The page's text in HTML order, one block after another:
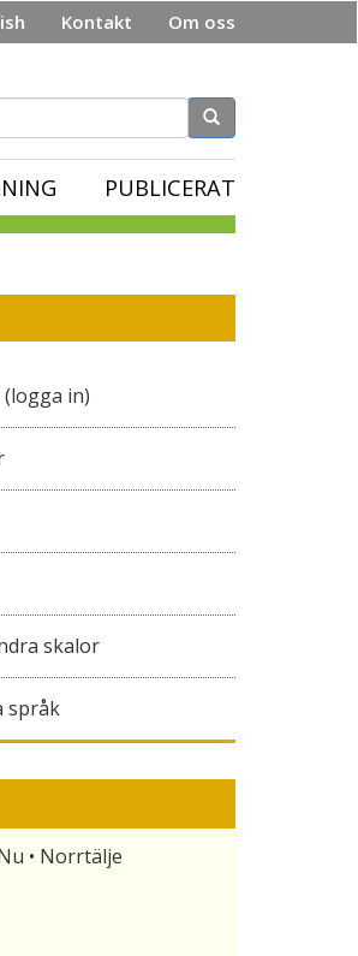
Kontakt Om oss
PUBLICERAT
in)
skalor
språk
• Norrtälje